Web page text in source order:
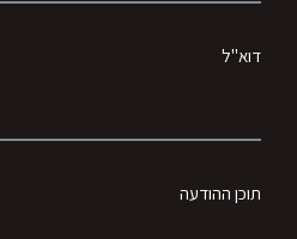
דוא"ל
תוכן ההודעה